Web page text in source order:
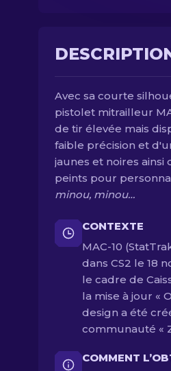
Avec sa courte
pistolet mitrailleur
de tir élevée mais
faible précision et
jaunes et noires
peints pour
minou, minou…
CONTEXTE
MAC-10
dans CS2 le 18
le cadre de
la mise à jour «
design a été
communauté «
COMMENT